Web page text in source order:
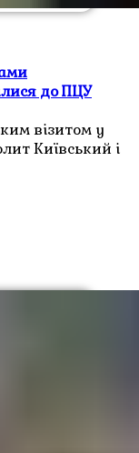
до ПЦУ
візитом у
Київський і